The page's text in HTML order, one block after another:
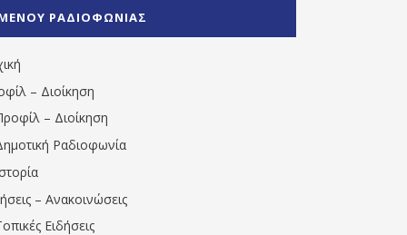
1531194763766854/" artist="" ]
ΡΑΔΙΟΦΩΝΙΑΣ
– Διοίκηση
– Διοίκηση
Ραδιοφωνία
– Ανακοινώσεις
Ειδήσεις